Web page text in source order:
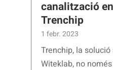
canalització
Trenchip
1 febr. 2023
Trenchip, la
Witeklab, no